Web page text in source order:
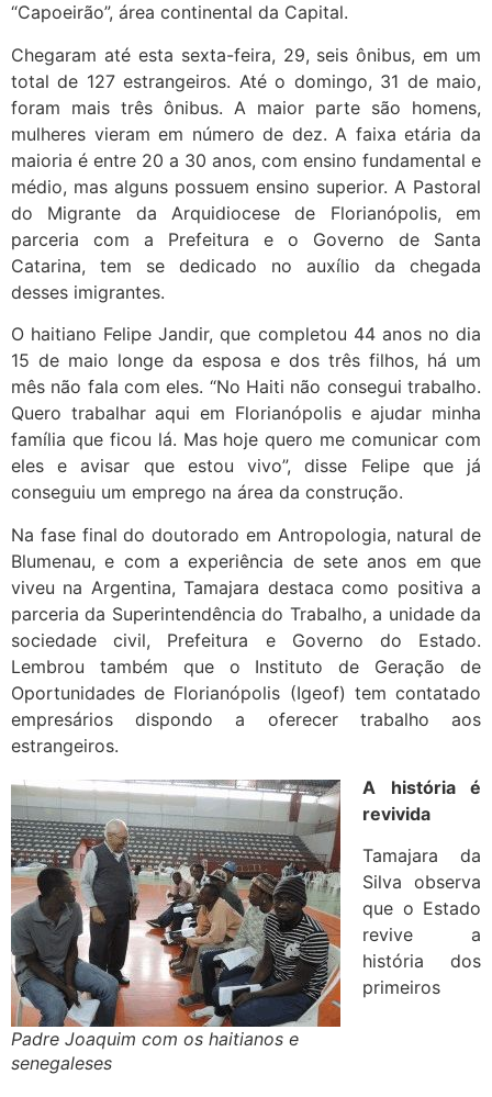
“Capoeirão”, área continental da Capital.
Chegaram até esta sexta-feira, 29, seis ônibus, em um
total de 127 estrangeiros. Até o domingo, 31 de maio,
foram mais três ônibus. A maior parte são homens,
mulheres vieram em número de dez. A faixa etária da
maioria é entre 20 a 30 anos, com ensino fundamental e
médio, mas alguns possuem ensino superior. A Pastoral
do Migrante da Arquidiocese de Florianópolis, em
parceria com a Prefeitura e o Governo de Santa
Catarina, tem se dedicado no auxílio da chegada
desses imigrantes.
O haitiano Felipe Jandir, que completou 44 anos no dia
15 de maio longe da esposa e dos três filhos, há um
mês não fala com eles. “No Haiti não consegui trabalho.
Quero trabalhar aqui em Florianópolis e ajudar minha
família que ficou lá. Mas hoje quero me comunicar com
eles e avisar que estou vivo”, disse Felipe que já
conseguiu um emprego na área da construção.
Na fase final do doutorado em Antropologia, natural de
Blumenau, e com a experiência de sete anos em que
viveu na Argentina, Tamajara destaca como positiva a
parceria da Superintendência do Trabalho, a unidade da
sociedade civil, Prefeitura e Governo do Estado.
Lembrou também que o Instituto de Geração de
Oportunidades de Florianópolis (Igeof) tem contatado
empresários dispondo a oferecer trabalho aos
estrangeiros.
Padre Joaquim com os haitianos e
senegaleses
A história é
revivida
Tamajara da
Silva observa
que o Estado
revive a
história dos
primeiros